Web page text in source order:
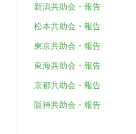
新潟共助会・報告
松本共助会・報告
東京共助会・報告
東海共助会・報告
京都共助会・報告
阪神共助会・報告